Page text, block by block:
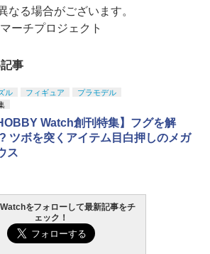
る場合がございます。
ーチプロジェクト
事
ル フィギュア
プラモデル
Watch創刊特集】フグを解
ツボを突くアイテム目白押しのメガ
ス
をフォローして最新記事をチ
ェック！